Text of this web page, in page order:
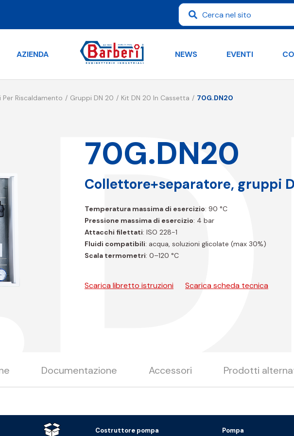
AZIENDA NEWS EVENTI
Per Riscaldamento Gruppi DN 20 Kit DN 20 In Cassetta 70G.DN20
70G.DN20
Collettore+separatore, gruppi
Temperatura massima di esercizio: 90 °C
Pressione massima di esercizio: 4 bar
Attacchi filettati: ISO 228-1
Fluidi compatibili: acqua, soluzioni glicolate (max 30%)
Scala termometri: 0–120 °C
Scarica libretto istruzioni Scarica scheda tecnica
Documentazione Accessori Prodotti
Costruttore pompa Pompa